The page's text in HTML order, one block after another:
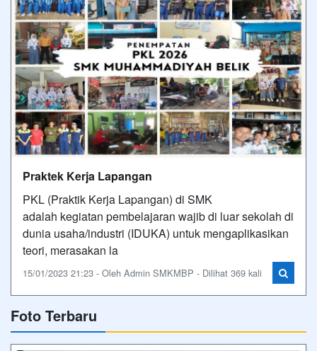
Praktek Kerja Lapangan
PKL (Praktik Kerja Lapangan) di SMK
adalah kegiatan pembelajaran wajib di luar sekolah di
dunia usaha/industri (IDUKA) untuk mengaplikasikan
teori, merasakan la
15/01/2023 21:23 - Oleh Admin SMKMBP - Dilihat 369 kali
Foto Terbaru